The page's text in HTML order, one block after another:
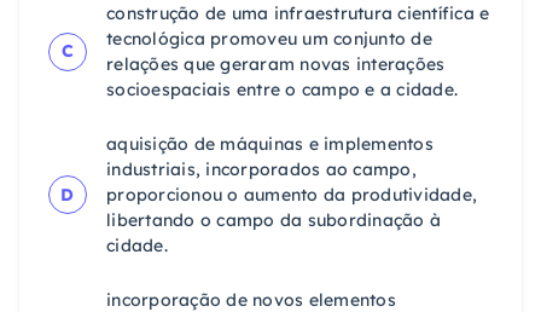
C
construção de uma infraestrutura científica e
tecnológica promoveu um conjunto de
relações que geraram novas interações
socioespaciais entre o campo e a cidade.
D
aquisição de máquinas e implementos
industriais, incorporados ao campo,
proporcionou o aumento da produtividade,
libertando o campo da subordinação à
cidade.
incorporação de novos elementos